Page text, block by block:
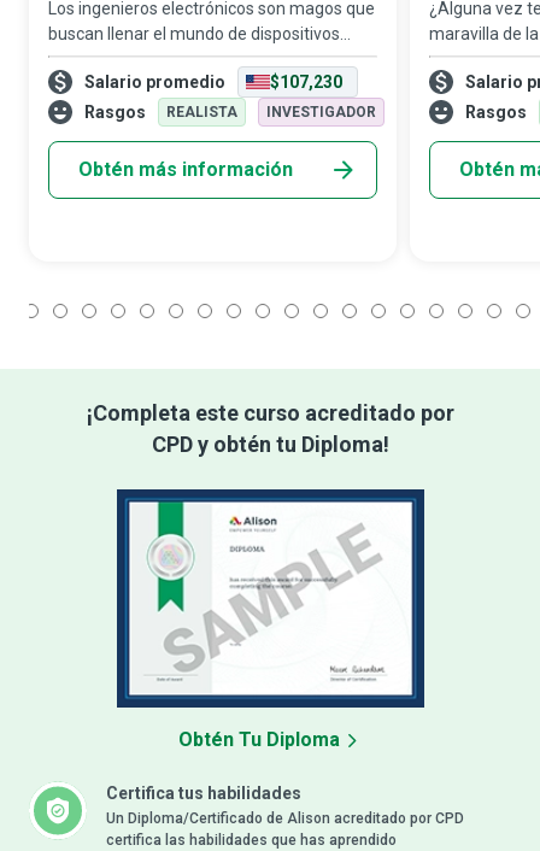
Los ingenieros electrónicos son magos que
buscan llenar el mundo de dispositivos
mediante innovaciones y desarrollos en
telecomunicaciones, robótica, hardware de
computadoras, energía y equipos eléctr
Salario promedio
$107,230
Rasgos
REALISTA INVESTIGADOR
Obtén más información
¿Alguna vez
maravilla de
la facilidad
través de
pantallas de
Salario
Rasgos
Obtén
¡Completa este curso acreditado por
CPD y obtén tu Diploma!
Certifica tus habilidades
Un Diploma/Certificado de Alison acreditado por CPD
certifica las habilidades que has aprendido
Obtén Tu Diploma